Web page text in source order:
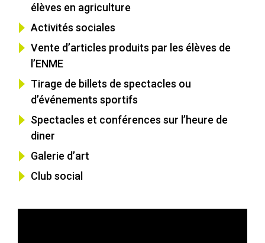
élèves en agriculture
Activités sociales
Vente d’articles produits par les élèves de
l’ENME
Tirage de billets de spectacles ou
d’événements sportifs
Spectacles et conférences sur l’heure de
diner
Galerie d’art
Club social